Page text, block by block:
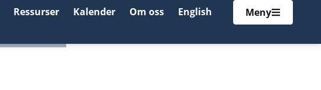
Ressurser Kalender Om oss English Meny